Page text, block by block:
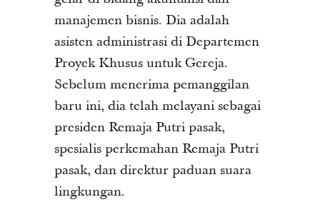
manajemen bisnis. Dia adalah
asisten administrasi di Departemen
Proyek Khusus untuk Gereja.
Sebelum menerima pemanggilan
baru ini, dia telah melayani sebagai
presiden Remaja Putri pasak,
spesialis perkemahan Remaja Putri
pasak, dan direktur paduan suara
lingkungan.